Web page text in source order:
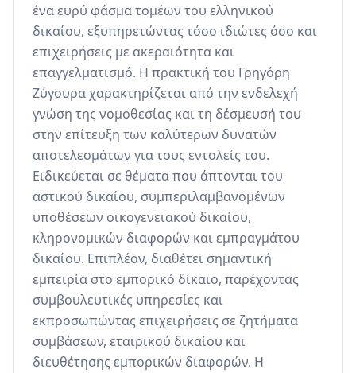
ένα ευρύ φάσμα τομέων του ελληνικού
δικαίου, εξυπηρετώντας τόσο ιδιώτες όσο και
επιχειρήσεις με ακεραιότητα και
επαγγελματισμό. Η πρακτική του Γρηγόρη
Ζύγουρα χαρακτηρίζεται από την ενδελεχή
γνώση της νομοθεσίας και τη δέσμευσή του
στην επίτευξη των καλύτερων δυνατών
αποτελεσμάτων για τους εντολείς του.
Ειδικεύεται σε θέματα που άπτονται του
αστικού δικαίου, συμπεριλαμβανομένων
υποθέσεων οικογενειακού δικαίου,
κληρονομικών διαφορών και εμπραγμάτου
δικαίου. Επιπλέον, διαθέτει σημαντική
εμπειρία στο εμπορικό δίκαιο, παρέχοντας
συμβουλευτικές υπηρεσίες και
εκπροσωπώντας επιχειρήσεις σε ζητήματα
συμβάσεων, εταιρικού δικαίου και
διευθέτησης εμπορικών διαφορών. Η